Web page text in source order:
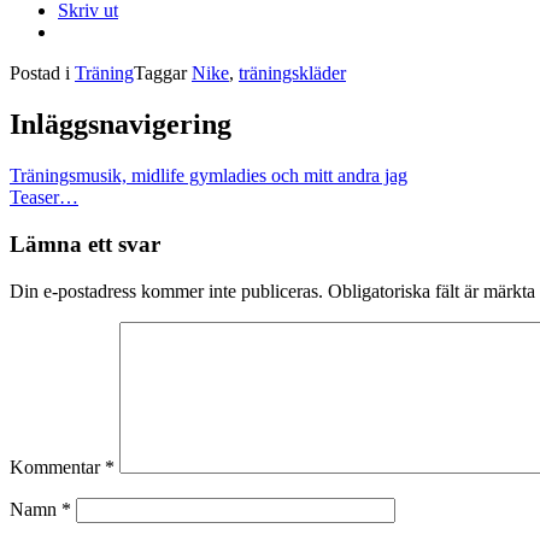
Skriv ut
Postad i TräningTaggarNike, träningskläder
Inläggsnavigering
Träningsmusik, midlife gymladies och mitt andra jag
Teaser…
Lämna ett svar
Din e-postadress kommer inte publiceras. Obligatoriska fält är märkta
Kommentar *
Namn *